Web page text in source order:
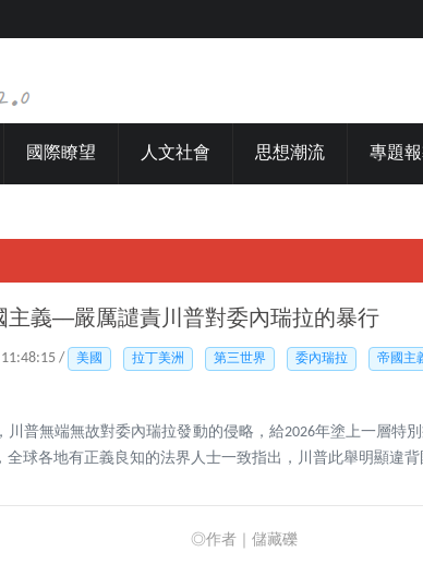
國際瞭望 人文社會 思想潮流 專題
主義──嚴厲譴責川普對委內瑞拉的暴行
/ 美國 拉丁美洲 第三世界 委內瑞拉 帝國主
川普無端無故對委內瑞拉發動的侵略，給2026年塗上一層特
全球各地有正義良知的法界人士一致指出，川普此舉明顯違背
◎作者｜儲藏礫